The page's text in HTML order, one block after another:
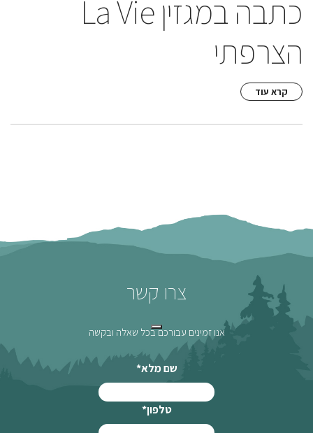
כתבה במגזין La Vie
הצרפתי
קרא עוד
צרו קשר
אנו זמינים עבורכם בכל שאלה ובקשה
שם מלא*
טלפון*